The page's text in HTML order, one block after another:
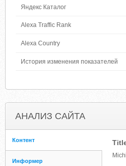
Яндекс Каталог
Alexa Traffic Rank
Alexa Country
История изменения показателей
АНАЛИЗ САЙТА
Контент
Информер